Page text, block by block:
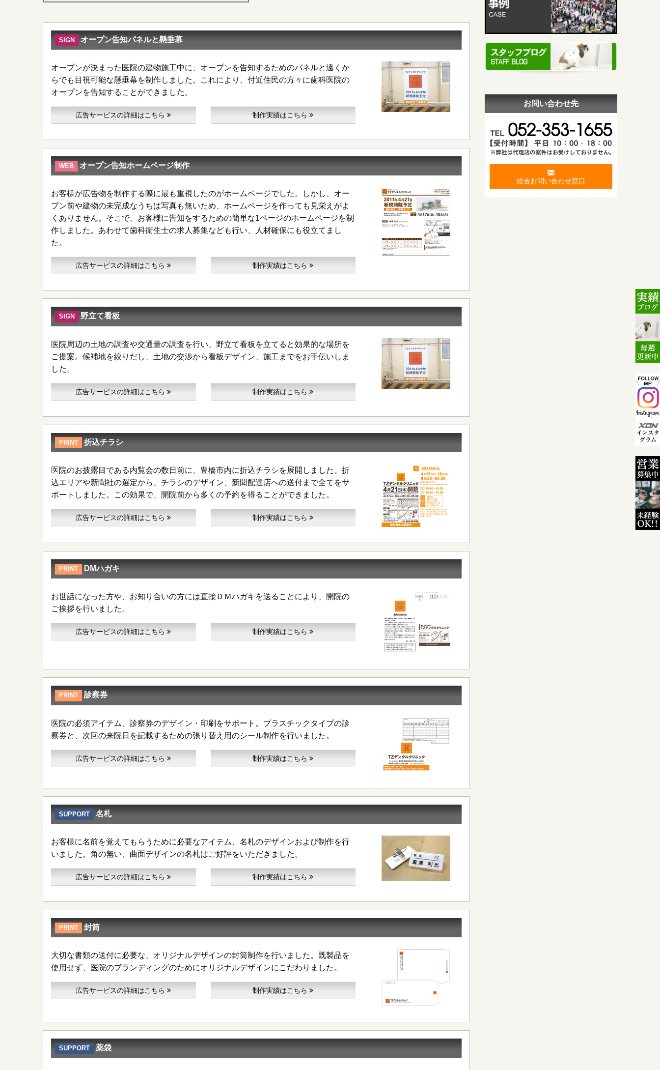
SIGN オープン告知パネルと懸垂幕
オープンが決まった医院の建物施工中に、オープンを告知するためのパネルと遠くか
らでも目視可能な懸垂幕を制作しました。これにより、付近住民の方々に歯科医院の
オープンを告知することができました。
広告サービスの詳細はこちら 制作実績はこちら
WEB オープン告知ホームページ制作
お客様が広告物を制作する際に最も重視したのがホームページでした。しかし、オー
プン前や建物の未完成なうちは写真も無いため、ホームページを作っても見栄えがよ
くありません。そこで、お客様に告知をするための簡単な1ページのホームページを制
作しました。あわせて歯科衛生士の求人募集なども行い、人材確保にも役立てまし
た。
広告サービスの詳細はこちら 制作実績はこちら
SIGN 野立て看板
医院周辺の土地の調査や交通量の調査を行い、野立て看板を立てると効果的な場所を
ご提案。候補地を絞りだし、土地の交渉から看板デザイン、施工までをお手伝いしま
した。
広告サービスの詳細はこちら 制作実績はこちら
PRINT 折込チラシ
医院のお披露目である内覧会の数日前に、豊橋市内に折込チラシを展開しました。折
込エリアや新聞社の選定から、チラシのデザイン、新聞配達店への送付まで全てをサ
ポートしました。この効果で、開院前から多くの予約を得ることができました。
広告サービスの詳細はこちら 制作実績はこちら
PRINT DMハガキ
お世話になった方や、お知り合いの方には直接ＤＭハガキを送ることにより、開院の
ご挨拶を行いました。
広告サービスの詳細はこちら 制作実績はこちら
PRINT 診察券
医院の必須アイテム、診察券のデザイン・印刷をサポート。プラスチックタイプの診
察券と、次回の来院日を記載するための張り替え用のシール制作を行いました。
広告サービスの詳細はこちら 制作実績はこちら
SUPPORT 名札
お客様に名前を覚えてもらうために必要なアイテム、名札のデザインおよび制作を行
いました。角の無い、曲面デザインの名札はご好評をいただきました。
広告サービスの詳細はこちら 制作実績はこちら
PRINT 封筒
大切な書類の送付に必要な、オリジナルデザインの封筒制作を行いました。既製品を
使用せず、医院のブランディングのためにオリジナルデザインにこだわりました。
広告サービスの詳細はこちら 制作実績はこちら
SUPPORT 薬袋
お問い合わせ先
総合お問い合わせ窓口